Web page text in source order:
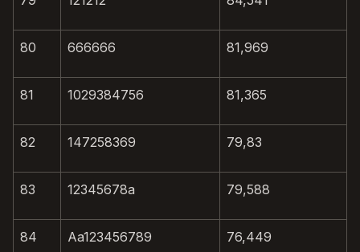
80 666666 81,969
81 1029384756 81,365
82 147258369 79,83
83 12345678a 79,588
84 Aa123456789 76,449